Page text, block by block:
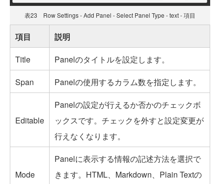
表23 Row Settings - Add Panel - Select Panel Type - text - 項目
項目
説明
Title
Panelのタイトルを設定します。
Span
Panelの使用するカラム数を指定します。
Editable
Panelの設定が行えるか否かのチェックボ
ックスです。チェックを外すと設定変更が
行えなくなります。
Mode
Panelに表示する情報の記述方法を選択で
きます。HTML、Markdown、Plain Textの